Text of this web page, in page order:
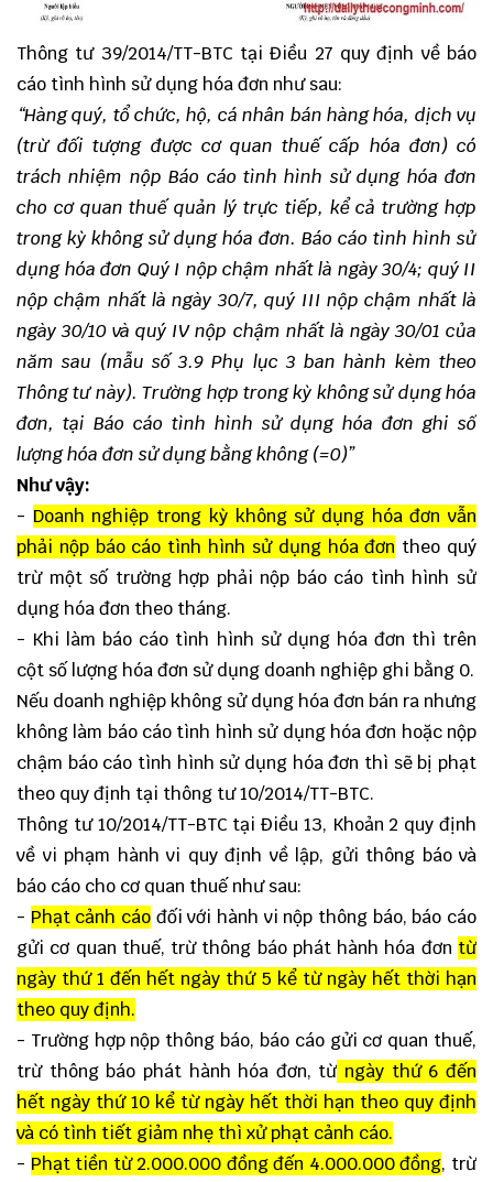
Thông tư 39/2014/TT-BTC tại Điều 27 quy định về báo
cáo tình hình sử dụng hóa đơn như sau:
“Hàng quý, tổ chức, hộ, cá nhân bán hàng hóa, dịch vụ
(trừ đối tượng được cơ quan thuế cấp hóa đơn) có
trách nhiệm nộp Báo cáo tình hình sử dụng hóa đơn
cho cơ quan thuế quản lý trực tiếp, kể cả trường hợp
trong kỳ không sử dụng hóa đơn. Báo cáo tình hình sử
dụng hóa đơn Quý I nộp chậm nhất là ngày 30/4; quý II
nộp chậm nhất là ngày 30/7, quý III nộp chậm nhất là
ngày 30/10 và quý IV nộp chậm nhất là ngày 30/01 của
năm sau (mẫu số 3.9 Phụ lục 3 ban hành kèm theo
Thông tư này). Trường hợp trong kỳ không sử dụng hóa
đơn, tại Báo cáo tình hình sử dụng hóa đơn ghi số
lượng hóa đơn sử dụng bằng không (=0)”
Như vậy:
- Doanh nghiệp trong kỳ không sử dụng hóa đơn vẫn
phải nộp báo cáo tình hình sử dụng hóa đơn theo quý
trừ một số trường hợp phải nộp báo cáo tình hình sử
dụng hóa đơn theo tháng.
- Khi làm báo cáo tình hình sử dụng hóa đơn thì trên
cột số lượng hóa đơn sử dụng doanh nghiệp ghi bằng 0.
Nếu doanh nghiệp không sử dụng hóa đơn bán ra nhưng
không làm báo cáo tình hình sử dụng hóa đơn hoặc nộp
chậm báo cáo tình hình sử dụng hóa đơn thì sẽ bị phạt
theo quy định tại thông tư 10/2014/TT-BTC.
Thông tư 10/2014/TT-BTC tại Điều 13, Khoản 2 quy định
về vi phạm hành vi quy định về lập, gửi thông báo và
báo cáo cho cơ quan thuế như sau:
- Phạt cảnh cáo đối với hành vi nộp thông báo, báo cáo
gửi cơ quan thuế, trừ thông báo phát hành hóa đơn từ
ngày thứ 1 đến hết ngày thứ 5 kể từ ngày hết thời hạn
theo quy định.
- Trường hợp nộp thông báo, báo cáo gửi cơ quan thuế,
trừ thông báo phát hành hóa đơn, từ ngày thứ 6 đến
hết ngày thứ 10 kể từ ngày hết thời hạn theo quy định
và có tình tiết giảm nhẹ thì xử phạt cảnh cáo.
- Phạt tiền từ 2.000.000 đồng đến 4.000.000 đồng, trừ